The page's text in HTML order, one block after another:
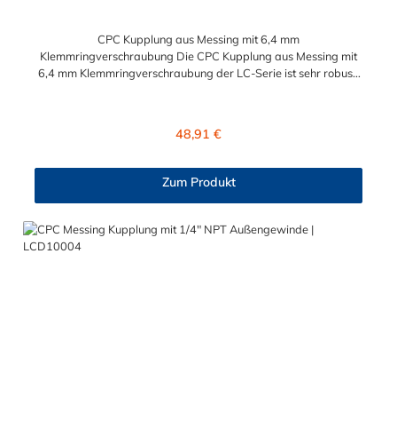
CPC Kupplung aus Messing mit 6,4 mm
Klemmringverschraubung Die CPC Kupplung aus Messing mit
6,4 mm Klemmringverschraubung der LC-Serie ist sehr robust.
höheren Druck. Die CPC Kupplung aus Messing mit 6,4 mm
und Trennen mit einer Hand. Diese CPC Schlauchkupplung hat
zahlreichen Konfigurationen und Anschlussvarianten und ist
sowohl mit den Acetal-Kupplungen der PLC-Serie kombinierbar
als auch mit den Polypropylen-Kupplungen der PLC12-Serie.
Regulärer Preis:
48,91 €
Zum Produkt